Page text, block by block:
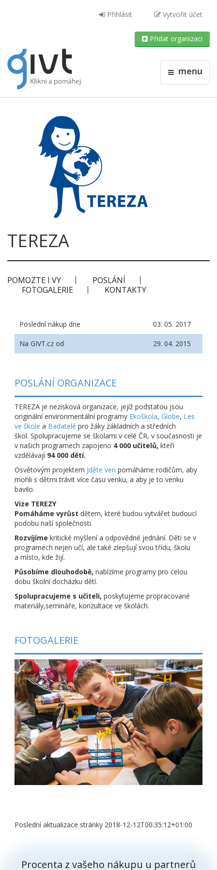
Přihlásit Vytvořit účet
Přidat organizaci
menu
TEREZA
POMOZTE I VY
POSLÁNÍ
FOTOGALERIE
KONTAKTY
Poslední nákup dne 03. 05. 2017
Na GIVT.cz od 29. 04. 2015
POSLÁNÍ ORGANIZACE
TEREZA je nezisková organizace, jejíž podstatou jsou
originální environmentální programy Ekoškola, Globe, Les
ve škole a Badatelé pro žáky základních a středních
škol. Spolupracujeme se školami v celé ČR, v současnosti je
v našich programech zapojeno 4 000 učitelů, kteří
vzdělávají 94 000 dětí.
Osvětovým projektem Jděte ven pomáháme rodičům, aby
mohli s dětmi trávit více času venku, a aby je to venku
bavilo.
Vize TEREZY
Pomáháme vyrůst dětem, které budou vytvářet budoucí
podobu naší společnosti.
Rozvíjíme kritické myšlení a odpovědné jednání. Děti se v
programech nejen učí, ale také zlepšují svou třídu, školu
a místo, kde žijí.
Působíme dlouhodobě, nabízíme programy pro celou
dobu školní docházku dětí.
Spolupracujeme s učiteli, poskytujeme propracované
materiály,semináře, konzultace ve školách.
FOTOGALERIE
Poslední aktualizace stránky 2018-12-12T00:35:12+01:00
Procenta z vašeho nákupu u partnerů